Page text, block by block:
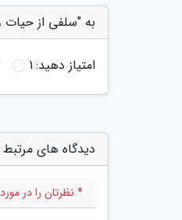
به "سلفی از حیات
امتیاز دهید:1
دیدگاه های
* نظرتان را در